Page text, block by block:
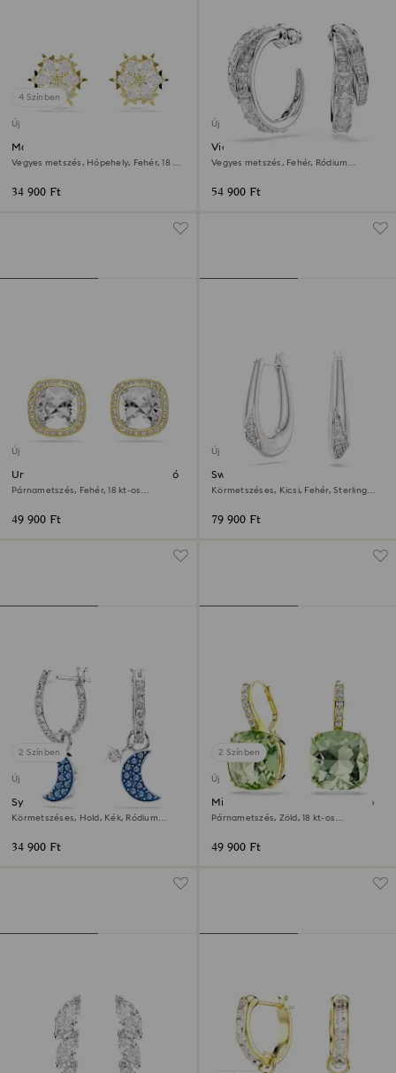
4 Színben
Új
Magic bedugós fülbevaló
Vegyes metszés, Hópehely, Fehér, 18 kt-
34 900 Ft
Új
Vienna karika fülbevaló
Vegyes metszés, Fehér, Ródium
54 900 Ft
Új
Una Angelic bedugós fülbevaló
Párnametszés, Fehér, 18 kt-os
49 900 Ft
Új
Swarovski Classica karika
fülbevaló
Körmetszéses, Kicsi, Fehér, Sterling
79 900 Ft
2 Színben
Új
Symbolica csepp alakú
fülbevaló
Körmetszéses, Hold, Kék, Ródium
34 900 Ft
2 Színben
Új
Millenia csepp alakú fülbevaló
Párnametszés, Zöld, 18 kt-os
49 900 Ft